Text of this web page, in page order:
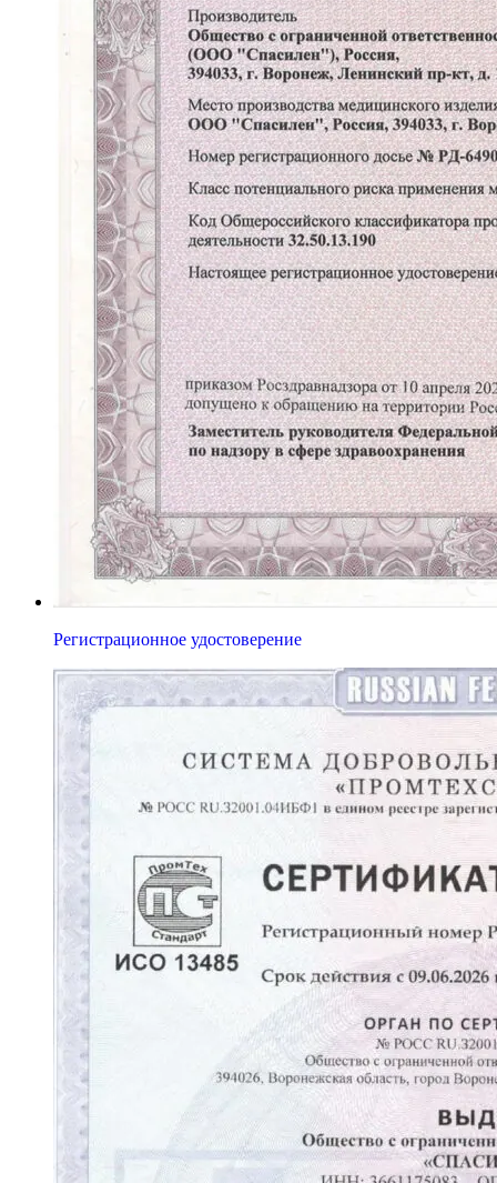
Регистрационное удостоверение